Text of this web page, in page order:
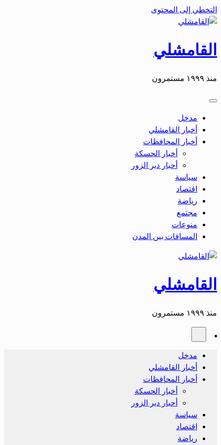
التخطي إلى المحتوى
القامشلي
منذ ١٩٩٩ مستمرون
مدخل
أخبار القامشلي
أخبار المحافظات
أخبار الحسكة
أحبار دير الزور
سياسة
اقتصاد
رياضة
مجتمع
منوعات
المسافات بين المدن
القامشلي
منذ ١٩٩٩ مستمرون
مدخل
أخبار القامشلي
أخبار المحافظات
أخبار الحسكة
أحبار دير الزور
سياسة
اقتصاد
رياضة